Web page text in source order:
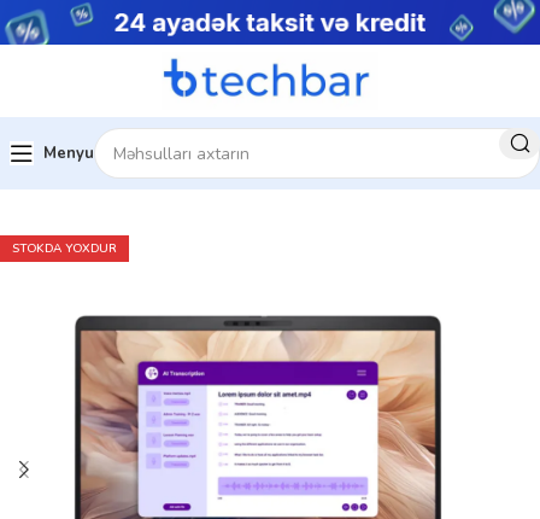
Menyu
Ev Noutbuklar Premium noutbuklar
STOKDA YOXDUR